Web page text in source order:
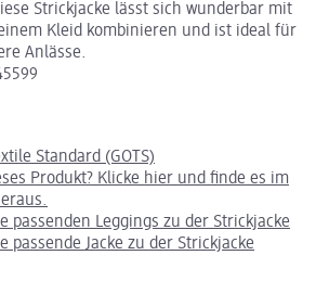
Strickjacke lässt sich wunderbar mit
Kleid kombinieren und ist ideal für
Anlässe.
Standard (GOTS)
Produkt? Klicke hier und finde es im
passenden Leggings zu der Strickjacke
passende Jacke zu der Strickjacke